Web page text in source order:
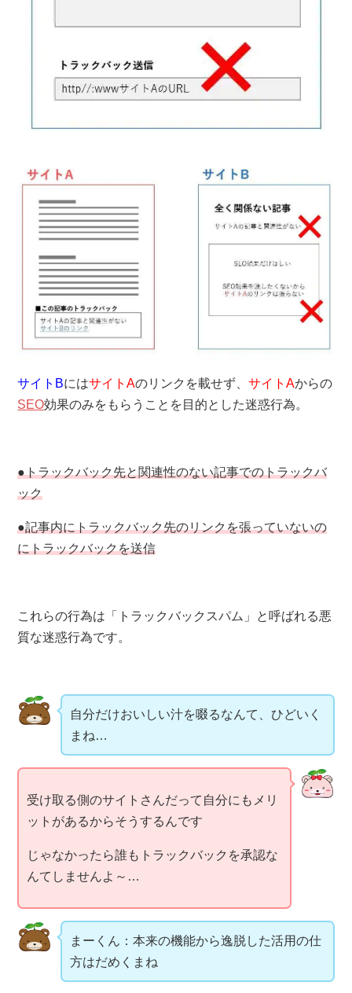
サイトBにはサイトAのリンクを載せず、サイトAからの
SEO効果のみをもらうことを目的とした迷惑行為。
●トラックバック先と関連性のない記事でのトラックバ
ック
●記事内にトラックバック先のリンクを張っていないの
にトラックバックを送信
これらの行為は「トラックバックスパム」と呼ばれる悪
質な迷惑行為です。
自分だけおいしい汁を啜るなんて、ひどいく
まね…
受け取る側のサイトさんだって自分にもメリ
ットがあるからそうするんです
じゃなかったら誰もトラックバックを承認な
んてしませんよ～…
まーくん：本来の機能から逸脱した活用の仕
方はだめくまね